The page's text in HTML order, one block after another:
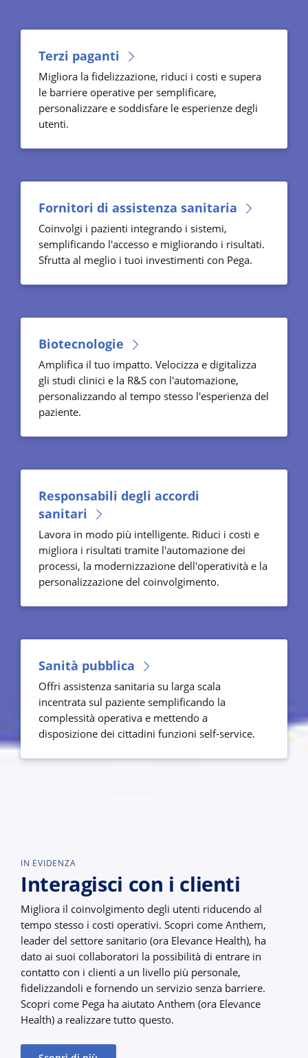
Terzi paganti
Migliora la fidelizzazione, riduci i costi e supera
le barriere operative per semplificare,
personalizzare e soddisfare le esperienze degli
utenti.
Fornitori di assistenza sanitaria
Coinvolgi i pazienti integrando i sistemi,
semplificando l'accesso e migliorando i risultati.
Sfrutta al meglio i tuoi investimenti con Pega.
Biotecnologie
Amplifica il tuo impatto. Velocizza e digitalizza
gli studi clinici e la R&S con l'automazione,
personalizzando al tempo stesso l'esperienza del
paziente.
Responsabili degli accordi
sanitari
Lavora in modo più intelligente. Riduci i costi e
migliora i risultati tramite l'automazione dei
processi, la modernizzazione dell'operatività e la
personalizzazione del coinvolgimento.
Sanità pubblica
Offri assistenza sanitaria su larga scala
incentrata sul paziente semplificando la
complessità operativa e mettendo a
disposizione dei cittadini funzioni self-service.
IN EVIDENZA
Interagisci con i clienti
Migliora il coinvolgimento degli utenti riducendo al
tempo stesso i costi operativi. Scopri come Anthem,
leader del settore sanitario (ora Elevance Health), ha
dato ai suoi collaboratori la possibilità di entrare in
contatto con i clienti a un livello più personale,
fidelizzandoli e fornendo un servizio senza barriere.
Scopri come Pega ha aiutato Anthem (ora Elevance
Health) a realizzare tutto questo.